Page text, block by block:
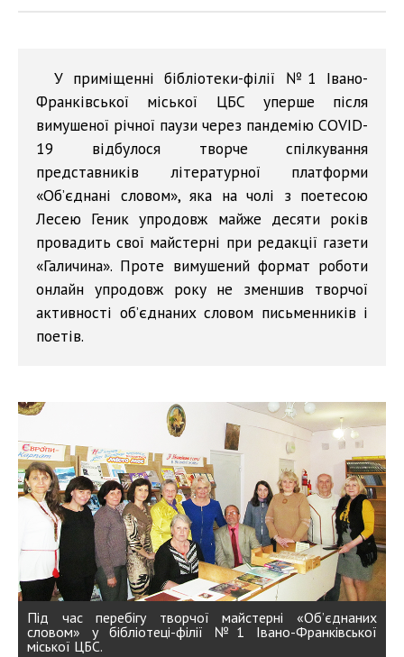
У приміщенні бібліотеки-філії №1 Івано-
Франківської міської ЦБС уперше після
вимушеної річної паузи через пандемію COVID-
19 відбулося творче спілкування
представників літературної платформи
«Об’єднані словом», яка на чолі з поетесою
Лесею Геник упродовж майже десяти років
провадить свої майстерні при редакції газети
«Галичина». Проте вимушений формат роботи
онлайн упродовж року не зменшив творчої
активності об’єднаних словом письменників і
поетів.
Під час перебігу творчої майстерні «Об’єднаних
словом» у бібліотеці-філії №1 Івано-Франківської
міської ЦБС.